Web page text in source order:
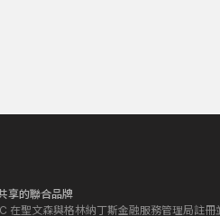
享的聯合品牌
在聖文森與格林納丁斯金融服務管理局註